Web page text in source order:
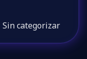
Sin categorizar